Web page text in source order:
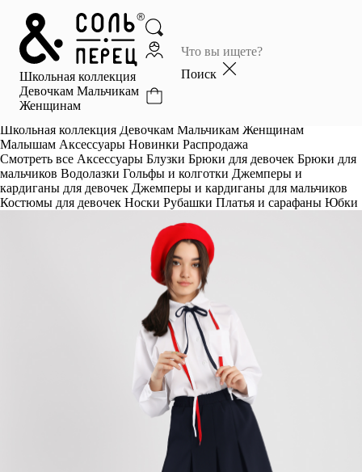
Школьная коллекция
Девочкам Мальчикам
Женщинам
Поиск
Главная
Каталог
Избранное
Школьная коллекция Девочкам Мальчикам Женщинам
Малышам Аксессуары Новинки Распродажа
Смотреть все Аксессуары Блузки Брюки для девочек Брюки для
мальчиков Водолазки Гольфы и колготки Джемперы и
кардиганы для девочек Джемперы и кардиганы для мальчиков
Костюмы для девочек Носки Рубашки Платья и сарафаны Юбки